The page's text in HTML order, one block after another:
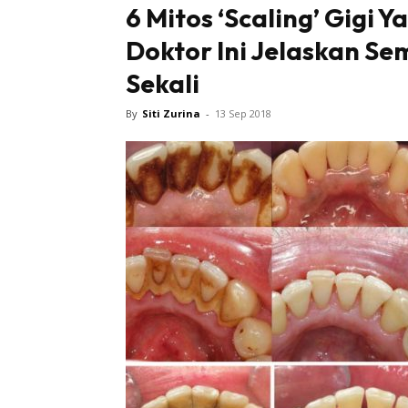
6 Mitos ‘Scaling’ Gigi
Doktor Ini Jelaskan
Sekali
By Siti Zurina - 13 Sep 2018